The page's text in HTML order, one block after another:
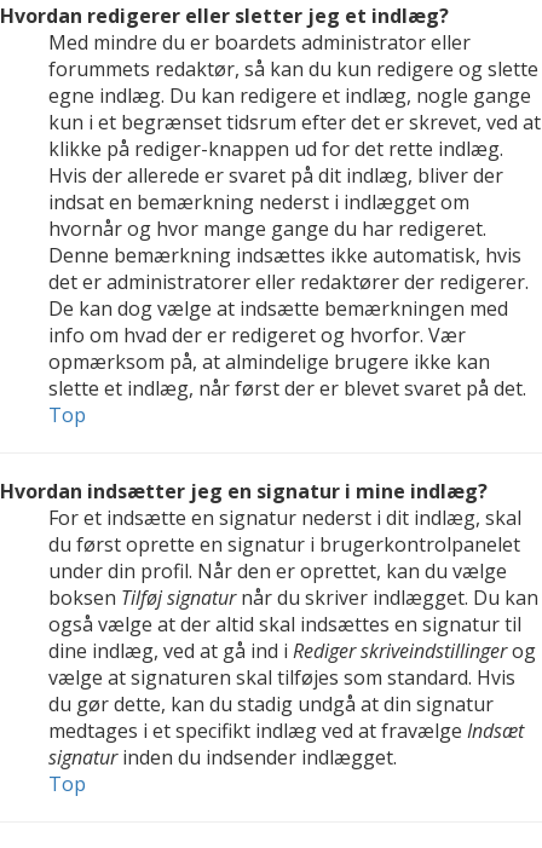
Hvordan redigerer eller sletter jeg et indlæg?
Med mindre du er boardets administrator eller
forummets redaktør, så kan du kun redigere og slette
egne indlæg. Du kan redigere et indlæg, nogle gange
kun i et begrænset tidsrum efter det er skrevet, ved at
klikke på rediger-knappen ud for det rette indlæg.
Hvis der allerede er svaret på dit indlæg, bliver der
indsat en bemærkning nederst i indlægget om
hvornår og hvor mange gange du har redigeret.
Denne bemærkning indsættes ikke automatisk, hvis
det er administratorer eller redaktører der redigerer.
De kan dog vælge at indsætte bemærkningen med
info om hvad der er redigeret og hvorfor. Vær
opmærksom på, at almindelige brugere ikke kan
slette et indlæg, når først der er blevet svaret på det.
Top
Hvordan indsætter jeg en signatur i mine indlæg?
For et indsætte en signatur nederst i dit indlæg, skal
du først oprette en signatur i brugerkontrolpanelet
under din profil. Når den er oprettet, kan du vælge
boksen Tilføj signaturnår du skriver indlægget. Du kan
også vælge at der altid skal indsættes en signatur til
dine indlæg, ved at gå ind i Rediger skriveindstillingerog
vælge at signaturen skal tilføjes som standard. Hvis
du gør dette, kan du stadig undgå at din signatur
medtages i et specifikt indlæg ved at fravælge Indsæt
signaturinden du indsender indlægget.
Top